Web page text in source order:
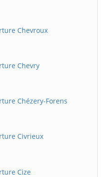
Chevroux
Chevry
Chézery-Forens
Civrieux
Cize